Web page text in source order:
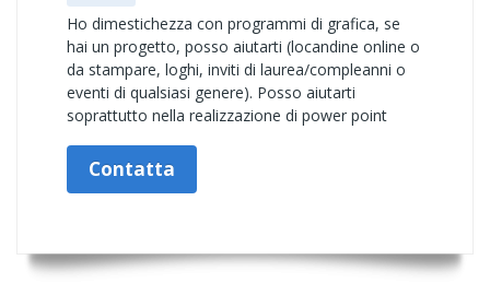
Ho dimestichezza con programmi di grafica, se
hai un progetto, posso aiutarti (locandine online o
da stampare, loghi, inviti di laurea/compleanni o
eventi di qualsiasi genere). Posso aiutarti
soprattutto nella realizzazione di power point
Contatta